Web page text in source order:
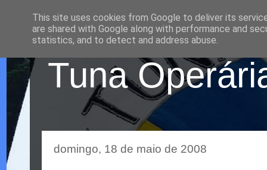
Tuna
domingo, 18 de maio de 2008
This site uses cookies from Google to deliver its
are shared with Google along with performance and
statistics, and to detect and address abuse.